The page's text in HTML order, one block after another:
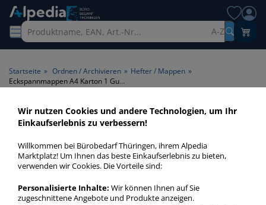
A-Z
Startseite » Ordnen / Archivieren » Hefter / Mappen »
Eckspannmappen A4 Karton 1 Gummizug (ganze Höhe)
Eckspannmappen A4 Karton 1
Gummizug (ganze Höhe) >
Format A4 > Material Karton
> Verschlussart 1 Gummizug
(ganze Höhe)
Wir nutzen Cookies und andere Technologien, um Ihr
Einkaufserlebnis zu verbessern!
Willkommen bei Bürobedarf Thüringen, ihrem Alpedia
Marktplatz! Um Ihnen das beste Einkaufserlebnis zu bieten,
verwenden wir Cookies. Die Vorteile sind:
Personalisierte Inhalte: Wir können Ihnen auf Sie
zugeschnittene Angebote und Produkte anzeigen.